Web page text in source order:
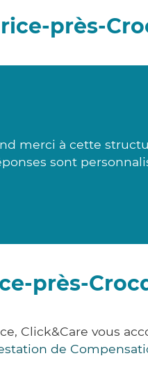
près-
merci à cette
sont
près-
Click&Care vous
de